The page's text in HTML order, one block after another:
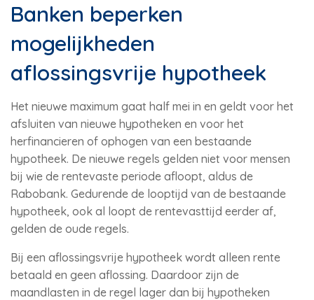
Banken beperken
mogelijkheden
aflossingsvrije hypotheek
Het nieuwe maximum gaat half mei in en geldt voor het
afsluiten van nieuwe hypotheken en voor het
herfinancieren of ophogen van een bestaande
hypotheek. De nieuwe regels gelden niet voor mensen
bij wie de rentevaste periode afloopt, aldus de
Rabobank. Gedurende de looptijd van de bestaande
hypotheek, ook al loopt de rentevasttijd eerder af,
gelden de oude regels.
Bij een aflossingsvrije hypotheek wordt alleen rente
betaald en geen aflossing. Daardoor zijn de
maandlasten in de regel lager dan bij hypotheken